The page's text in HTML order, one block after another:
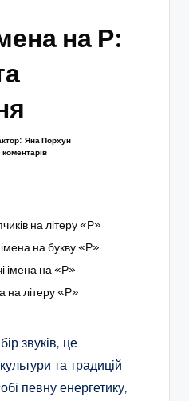
на Р:
Яна Порхун
на літеру «Р»
на букву «Р»
імена на «Р»
на літеру «Р»
звуків, це
та традицій
певну енергетику,